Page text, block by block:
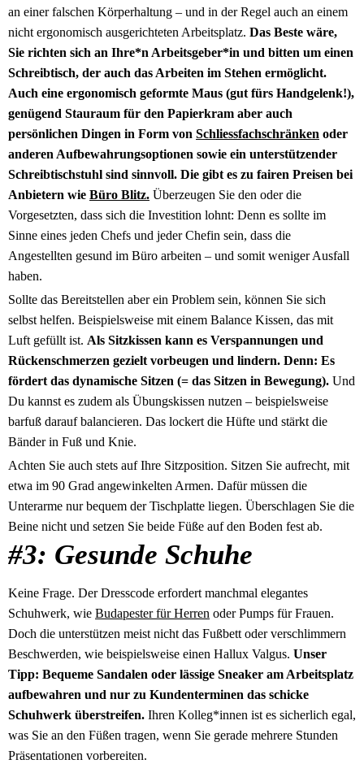
an einer falschen Körperhaltung – und in der Regel auch an einem
nicht ergonomisch ausgerichteten Arbeitsplatz. Das Beste wäre,
Sie richten sich an Ihre*n Arbeitsgeber*in und bitten um einen
Schreibtisch, der auch das Arbeiten im Stehen ermöglicht.
Auch eine ergonomisch geformte Maus (gut fürs Handgelenk!),
genügend Stauraum für den Papierkram aber auch
persönlichen Dingen in Form von Schliessfachschränken oder
anderen Aufbewahrungsoptionen sowie ein unterstützender
Schreibtischstuhl sind sinnvoll. Die gibt es zu fairen Preisen bei
Anbietern wie Büro Blitz. Überzeugen Sie den oder die
Vorgesetzten, dass sich die Investition lohnt: Denn es sollte im
Sinne eines jeden Chefs und jeder Chefin sein, dass die
Angestellten gesund im Büro arbeiten – und somit weniger Ausfall
haben.
Sollte das Bereitstellen aber ein Problem sein, können Sie sich
selbst helfen. Beispielsweise mit einem Balance Kissen, das mit
Luft gefüllt ist. Als Sitzkissen kann es Verspannungen und
Rückenschmerzen gezielt vorbeugen und lindern. Denn: Es
fördert das dynamische Sitzen (= das Sitzen in Bewegung). Und
Du kannst es zudem als Übungskissen nutzen – beispielsweise
barfuß darauf balancieren. Das lockert die Hüfte und stärkt die
Bänder in Fuß und Knie.
Achten Sie auch stets auf Ihre Sitzposition. Sitzen Sie aufrecht, mit
etwa im 90 Grad angewinkelten Armen. Dafür müssen die
Unterarme nur bequem der Tischplatte liegen. Überschlagen Sie die
Beine nicht und setzen Sie beide Füße auf den Boden fest ab.
#3: Gesunde Schuhe
Keine Frage. Der Dresscode erfordert manchmal elegantes
Schuhwerk, wie Budapester für Herren oder Pumps für Frauen.
Doch die unterstützen meist nicht das Fußbett oder verschlimmern
Beschwerden, wie beispielsweise einen Hallux Valgus. Unser
Tipp: Bequeme Sandalen oder lässige Sneaker am Arbeitsplatz
aufbewahren und nur zu Kundenterminen das schicke
Schuhwerk überstreifen. Ihren Kolleg*innen ist es sicherlich egal,
was Sie an den Füßen tragen, wenn Sie gerade mehrere Stunden
Präsentationen vorbereiten.